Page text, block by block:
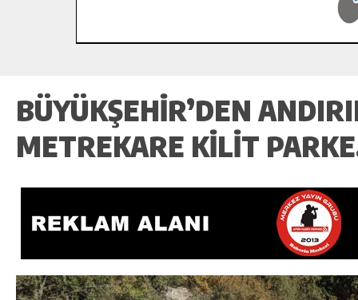
BÜYÜKŞEHIR’DEN
METREKARE KILIT